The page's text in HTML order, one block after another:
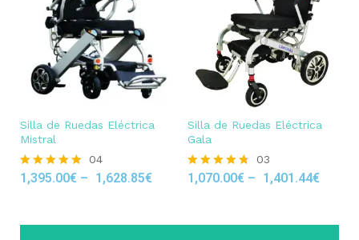
Silla de Ruedas Eléctrica
Mistral
Rated
04
1,395.00€ – 1,628.85€
Silla de Ruedas Eléctrica
Gala
Rated
03
1,070.00€ – 1,401.44€